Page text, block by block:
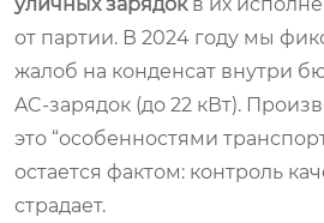
от партии. В 2024 году мы
жалоб на конденсат внутри
AC-зарядок (до 22 кВт).
это “особенностями
остается фактом: контроль
страдает.